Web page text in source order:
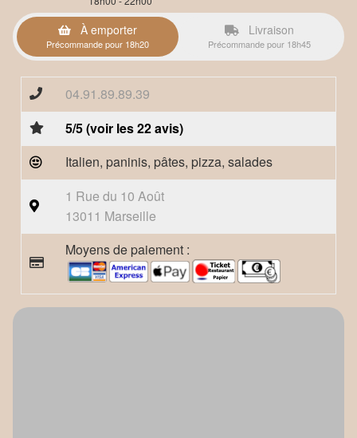
À emporter
Précommande pour 18h20
Livraison
Précommande pour 18h45
04.91.89.89.39
5/5 (voir les 22 avis)
Italien, paninis, pâtes, pizza, salades
1 Rue du 10 Août
13011 Marseille
Moyens de paiement :